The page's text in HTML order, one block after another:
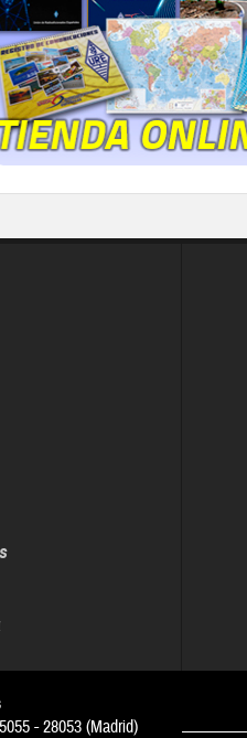
Publicaciones, mapas,
gorras, tazas, forros polares y
IR A LA TIENDA DE
- 28053 (Madrid)